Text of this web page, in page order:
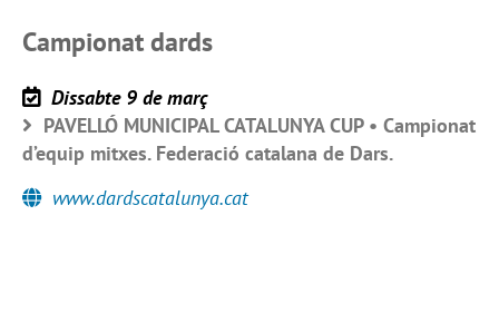
Campionat dards
Dissabte 9 de març
PAVELLÓ MUNICIPAL CATALUNYA CUP • Campionat
d’equip mitxes. Federació catalana de Dars.
www.dardscatalunya.cat